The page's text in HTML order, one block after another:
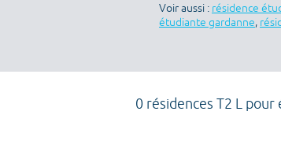
Voir aussi : résidence
étudiante gardanne,
0 résidences T2 L pour